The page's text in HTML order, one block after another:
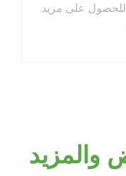
للحصول على مزيد